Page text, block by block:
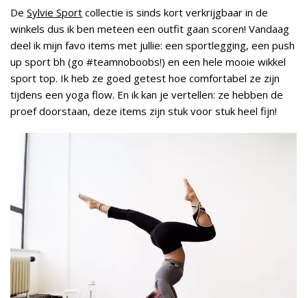
De Sylvie Sport collectie is sinds kort verkrijgbaar in de
winkels dus ik ben meteen een outfit gaan scoren! Vandaag
deel ik mijn favo items met jullie: een sportlegging, een push
up sport bh (go #teamnoboobs!) en een hele mooie wikkel
sport top. Ik heb ze goed getest hoe comfortabel ze zijn
tijdens een yoga flow. En ik kan je vertellen: ze hebben de
proef doorstaan, deze items zijn stuk voor stuk heel fijn!